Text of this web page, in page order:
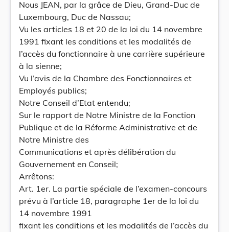
Nous JEAN, par la grâce de Dieu, Grand-Duc de
Luxembourg, Duc de Nassau;
Vu les articles 18 et 20 de la loi du 14 novembre
1991 fixant les conditions et les modalités de
l’accès du fonctionnaire à une carrière supérieure
à la sienne;
Vu l’avis de la Chambre des Fonctionnaires et
Employés publics;
Notre Conseil d’Etat entendu;
Sur le rapport de Notre Ministre de la Fonction
Publique et de la Réforme Administrative et de
Notre Ministre des
Communications et après délibération du
Gouvernement en Conseil;
Arrêtons:
Art. 1er. La partie spéciale de l’examen-concours
prévu à l’article 18, paragraphe 1er de la loi du
14 novembre 1991
fixant les conditions et les modalités de l’accès du